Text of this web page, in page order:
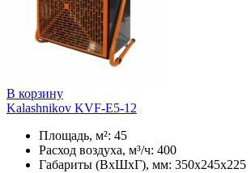
В корзину
Kalashnikov KVF-E5-12
Площадь, м²: 45
Расход воздуха, м³/ч: 400
Габариты (ВхШхГ), мм: 350x245x225